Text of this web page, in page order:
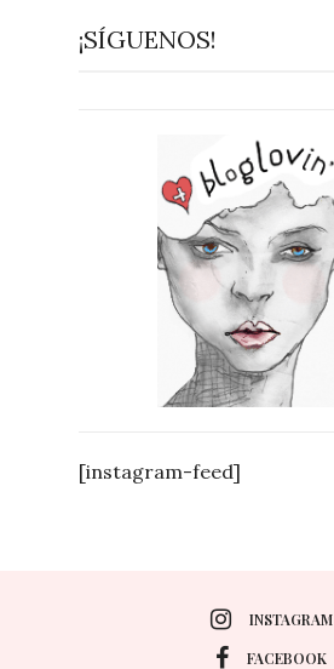
¡SÍGUENOS!
[instagram-feed]
INSTAGRAM
FACEBOOK